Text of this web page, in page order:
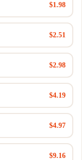
$1.98
$2.51
$2.98
$4.19
$4.97
$9.16